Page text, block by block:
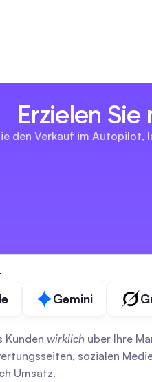
Gemini
Kunden wirklich über Ihre
sozialen
Umsatz.
Erzielen
den Verkauf im Autopilot,